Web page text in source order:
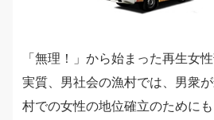
「無理！」から始まった再生女
実質、男社会の漁村では、男衆
村での女性の地位確立のために